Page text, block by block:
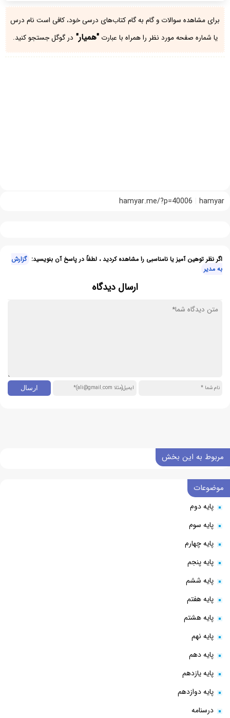
برای مشاهده سوالات و گام به گام کتاب‌های درسی خود، کافی است نام درس
یا شماره صفحه مورد نظر را همراه با عبارت"همیار" در گوگل جستجو کنید.
hamyar
hamyar.me/?p=40006
اگر نظر توهین آمیز یا نامناسبی را مشاهده کردید ، لطفاً در پاسخ آن بنویسید: گزارش
به مدیر
ارسال دیدگاه
مربوط به این بخش
موضوعات
پایه دوم
پایه سوم
پایه چهارم
پایه پنجم
پایه ششم
پایه هفتم
پایه هشتم
پایه نهم
پایه دهم
پایه یازدهم
پایه دوازدهم
درسنامه